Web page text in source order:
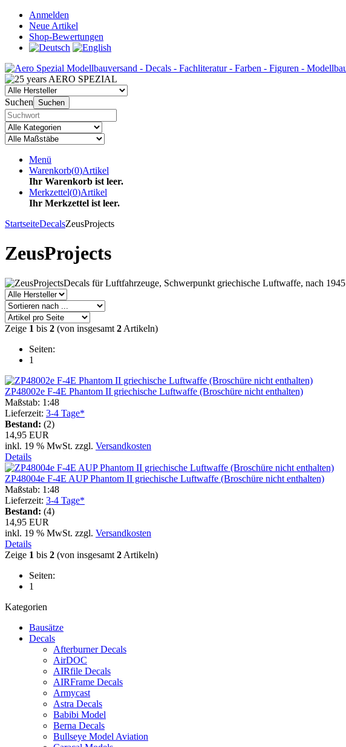
Anmelden
Neue Artikel
Shop-Bewertungen
Suchen Suchen
Menü
Warenkorb(0)Artikel
Ihr Warenkorb ist leer.
Merkzettel(0)Artikel
Ihr Merkzettel ist leer.
StartseiteDecalsZeusProjects
ZeusProjects
Decals für Luftfahrzeuge, Schwerpunkt griechische Luftwaffe, nach 1945
Zeige 1 bis 2 (von insgesamt 2 Artikeln)
Seiten:
1
ZP48002e F-4E Phantom II griechische Luftwaffe (Broschüre nicht enthalten)
Maßstab: 1:48
Lieferzeit: 3-4 Tage*
Bestand: (2)
14,95 EUR
inkl. 19 % MwSt. zzgl. Versandkosten
Details
ZP48004e F-4E AUP Phantom II griechische Luftwaffe (Broschüre nicht enthalten)
Maßstab: 1:48
Lieferzeit: 3-4 Tage*
Bestand: (4)
14,95 EUR
inkl. 19 % MwSt. zzgl. Versandkosten
Details
Zeige 1 bis 2 (von insgesamt 2 Artikeln)
Seiten:
1
Kategorien
Bausätze
Decals
Afterburner Decals
AirDOC
AIRfile Decals
AIRFrame Decals
Armycast
Astra Decals
Babibi Model
Berna Decals
Bullseye Model Aviation